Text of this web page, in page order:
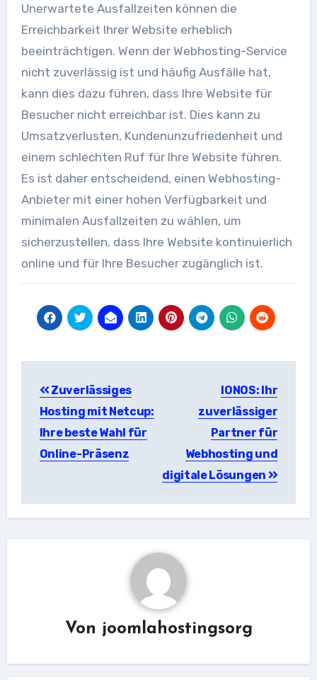
Unerwartete Ausfallzeiten können die
Erreichbarkeit Ihrer Website erheblich
beeinträchtigen. Wenn der Webhosting-Service
nicht zuverlässig ist und häufig Ausfälle hat,
kann dies dazu führen, dass Ihre Website für
Besucher nicht erreichbar ist. Dies kann zu
Umsatzverlusten, Kundenunzufriedenheit und
einem schlechten Ruf für Ihre Website führen.
Es ist daher entscheidend, einen Webhosting-
Anbieter mit einer hohen Verfügbarkeit und
minimalen Ausfallzeiten zu wählen, um
sicherzustellen, dass Ihre Website kontinuierlich
online und für Ihre Besucher zugänglich ist.
Zuverlässiges
Hosting mit Netcup:
Ihre beste Wahl für
Online-Präsenz
IONOS: Ihr
zuverlässiger
Partner für
Webhosting und
digitale Lösungen
Von joomlahostingsorg